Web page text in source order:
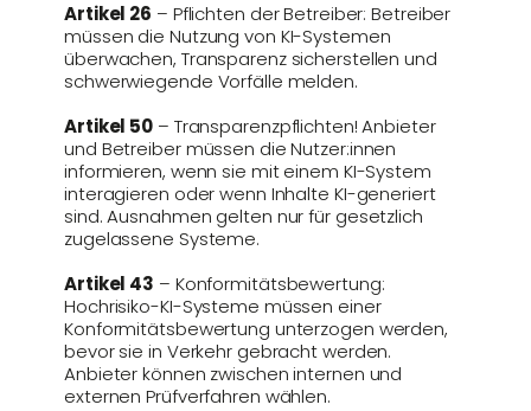
Artikel 26 – Pflichten der Betreiber: Betreiber
müssen die Nutzung von KI-Systemen
überwachen, Transparenz sicherstellen und
schwerwiegende Vorfälle melden.
Artikel 50 – Transparenzpflichten! Anbieter
und Betreiber müssen die Nutzer:innen
informieren, wenn sie mit einem KI-System
interagieren oder wenn Inhalte KI-generiert
sind. Ausnahmen gelten nur für gesetzlich
zugelassene Systeme​.
Artikel 43 – Konformitätsbewertung:
Hochrisiko-KI-Systeme müssen einer
Konformitätsbewertung unterzogen werden,
bevor sie in Verkehr gebracht werden.
Anbieter können zwischen internen und
externen Prüfverfahren wählen​.